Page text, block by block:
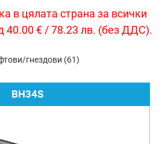
в цялата страна за всички
40.00 € / 78.23 лв. (без ДДС).
гнездови (61)
BH34S